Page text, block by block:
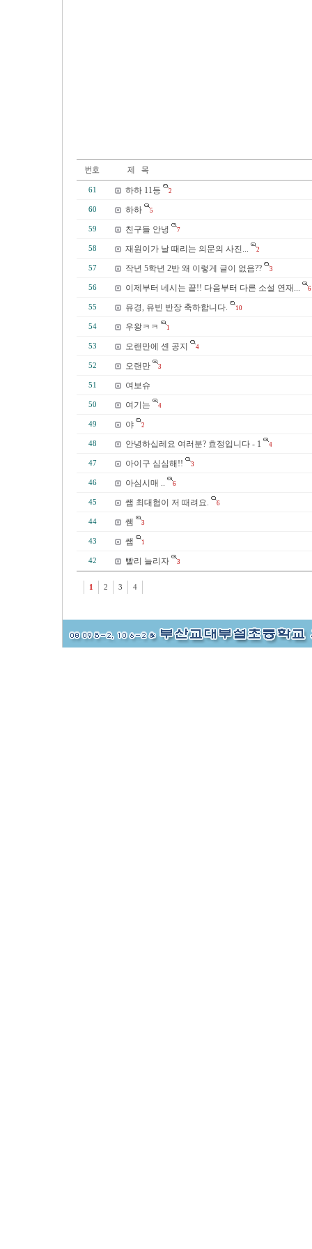
61 하하 11등 2
60 하하 5
59 친구들 안녕 7
58 재원이가 날 때리는 의문의 사진... 2
57 작년 5학년 2반 왜 이렇게 글이 없음?? 3
56 이제부터 네시는 끝!! 다음부터 다른 소설 연재... 6
55 유경, 유빈 반장 축하합니다. 10
54 우왕ㅋㅋ 1
53 오랜만에 셴 공지 4
52 오랜만 3
51 여보슈
50 여기는 4
49 야 2
48 안녕하십레요 여러분? 효정입니다 - 1 4
47 아이구 심심해!! 3
46 아심시매 .. 6
45 쌤 최대협이 저 때려요. 6
44 쌤 3
43 쌤 1
42 빨리 늘리자 3
1 2 3 4